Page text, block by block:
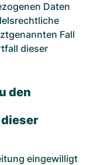
Daten
Fall
dieser
den
eingewilligt